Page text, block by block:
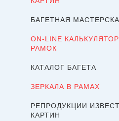
БАГЕТНАЯ
ON-LINE КАЛЬКУЛЯТОР
РАМОК
КАТАЛОГ БАГЕТА
ЗЕРКАЛА В РАМАХ
РЕПРОДУКЦИИ
КАРТИН